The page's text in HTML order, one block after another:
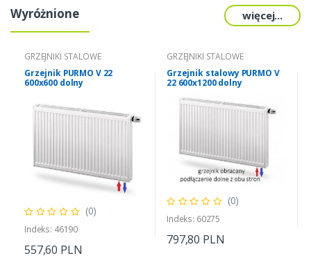
Wyróżnione więcej...
GRZEJNIKI STALOWE
Grzejnik PURMO V 22
600x600 dolny
(0)
Indeks: 46190
557,60 PLN
GRZEJNIKI STALOWE
Grzejnik stalowy PURMO V
22 600x1200 dolny
(0)
Indeks: 60275
797,80 PLN